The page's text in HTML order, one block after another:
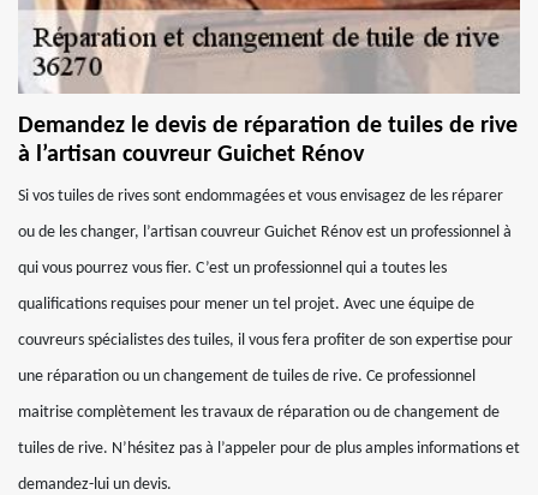
Demandez le devis de réparation de tuiles de rive
à l’artisan couvreur Guichet Rénov
Si vos tuiles de rives sont endommagées et vous envisagez de les réparer
ou de les changer, l’artisan couvreur Guichet Rénov est un professionnel à
qui vous pourrez vous fier. C’est un professionnel qui a toutes les
qualifications requises pour mener un tel projet. Avec une équipe de
couvreurs spécialistes des tuiles, il vous fera profiter de son expertise pour
une réparation ou un changement de tuiles de rive. Ce professionnel
maitrise complètement les travaux de réparation ou de changement de
tuiles de rive. N’hésitez pas à l’appeler pour de plus amples informations et
demandez-lui un devis.